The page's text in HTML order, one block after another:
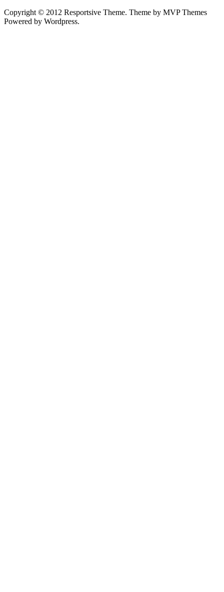
Copyright © 2012 Resportsive Theme. Theme by MVP Themes
Powered by Wordpress.